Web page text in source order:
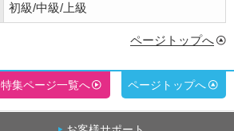
初級/中級/上級
ページトップへ
特集ページ一覧へ ページトップへ